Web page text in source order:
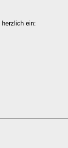
herzlich ein: